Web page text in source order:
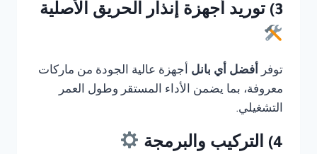
3) توريد أجهزة إنذار الحريق الأصلية
توفر أفضل أي بانل أجهزة عالية الجودة من ماركات
معروفة، بما يضمن الأداء المستقر وطول العمر
التشغيلي.
4) التركيب والبرمجة